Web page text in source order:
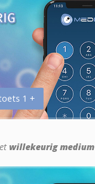
1 +
willekeurig medium